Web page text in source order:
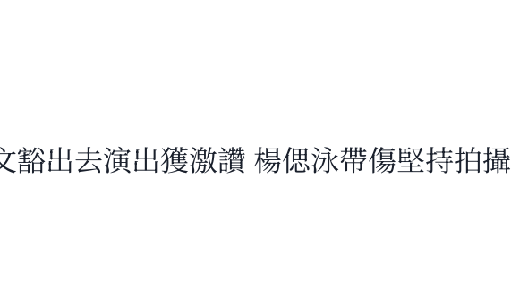
豁出去演出獲激讚 楊偲泳帶傷堅持拍攝